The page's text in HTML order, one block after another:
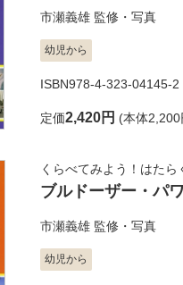
市瀬義雄 監修・写真
幼児から
ISBN978-4-323-04145-2
定価2,420円 (本体2,200
くらべてみよう！はたら
ブルドーザー・パ
市瀬義雄 監修・写真
幼児から